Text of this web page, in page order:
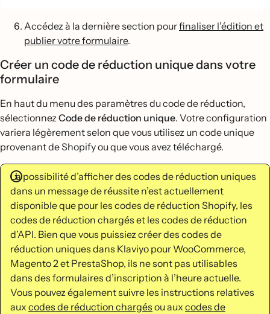
Accédez à la dernière section pourfinaliser l’édition et
publier votre formulaire.
Créer un code de réduction unique dans votre
formulaire
En haut du menu des paramètres du code de réduction,
sélectionnezCode de réduction unique. Votre configuration
variera légèrement selon que vous utilisez un code unique
provenant de Shopify ou que vous avez téléchargé.
La possibilité d’afficher des codes de réduction uniques
dans un message de réussite n’est actuellement
disponible que pour les codes de réduction Shopify, les
codes de réduction chargés et les codes de réduction
d’API. Bien que vous puissiez créer des codes de
réduction uniques dans Klaviyo pour WooCommerce,
Magento 2 et PrestaShop, ils ne sont pas utilisables
dans des formulaires d’inscription à l’heure actuelle.
Vous pouvez également suivre les instructions relatives
aux codes de réduction chargés ou aux codes de